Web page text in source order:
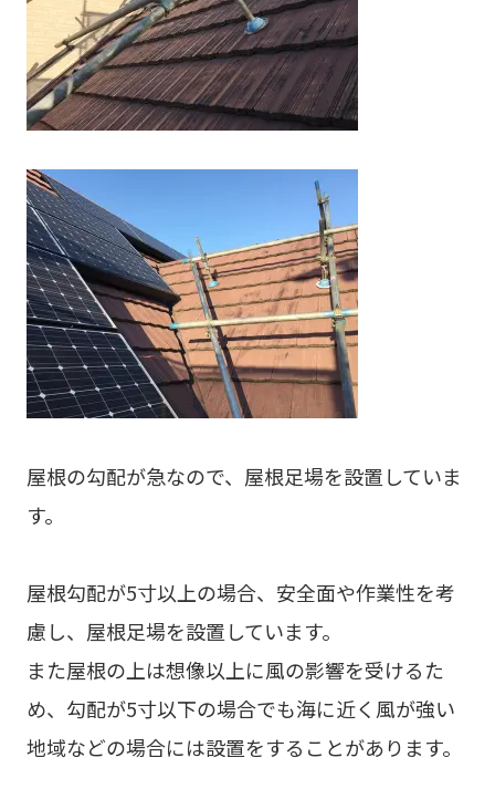
屋根の勾配が急なので、屋根足場を設置していま
す。
屋根勾配が5寸以上の場合、安全面や作業性を考
慮し、屋根足場を設置しています。
また屋根の上は想像以上に風の影響を受けるた
め、勾配が5寸以下の場合でも海に近く風が強い
地域などの場合には設置をすることがあります。